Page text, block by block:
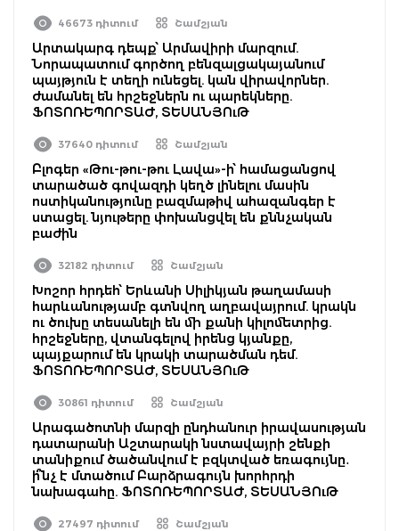
46673 դիտում Շամշյան
Արտակարգ դեպք՝ Արմավիրի մարզում.
Նորապատում գործող բենզալցակայանում
պայթյուն է տեղի ունեցել. կան վիրավորներ.
ժամանել են հրշեջներն ու պարեկները.
ՖՈՏՈՌԵՊՈՐՏԱԺ, ՏԵՍԱՆՅՈւԹ
37640 դիտում Շամշյան
Բլոգեր «Թու-թու-թու Լավա»-ի՝ համացանցով
տարածած գովազդի կեղծ լինելու մասին
ոստիկանությունը բազմաթիվ ահազանգեր է
ստացել. նյութերը փոխանցվել են քննչական
բաժին
32182 դիտում Շամշյան
Խոշոր հրդեհ՝ Երևանի Սիլիկյան թաղամասի
հարևանությամբ գտնվող աղբավայրում. կրակն
ու ծուխը տեսանելի են մի քանի կիլոմետրից.
հրշեջները, վտանգելով իրենց կյանքը,
պայքարում են կրակի տարածման դեմ.
ՖՈՏՈՌԵՊՈՐՏԱԺ, ՏԵՍԱՆՅՈւԹ
30861 դիտում Շամշյան
Արագածոտնի մարզի ընդհանուր իրավասության
դատարանի Աշտարակի նստավայրի շենքի
տանիքում ծածանվում է բզկտված եռագույնը․
ի՞նչ է մտածում Բարձրագույն խորհրդի
նախագահը. ՖՈՏՈՌԵՊՈՐՏԱԺ, ՏԵՍԱՆՅՈւԹ
27497 դիտում Շամշյան